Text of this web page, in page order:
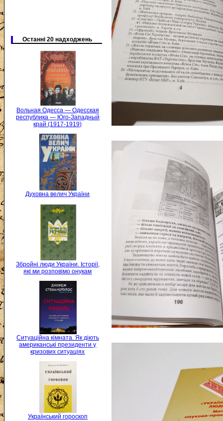
Останні 20 надходжень
Вольная Одесса — Одесская
республика — Юго-Западный
край (1917-1919)
Духовна велич України
Збройні люди України. Історії,
які ми розповімо онукам
Ситуаційна кімната. Як діють
американські президенти у
кризових ситуаціях
Український гороскоп